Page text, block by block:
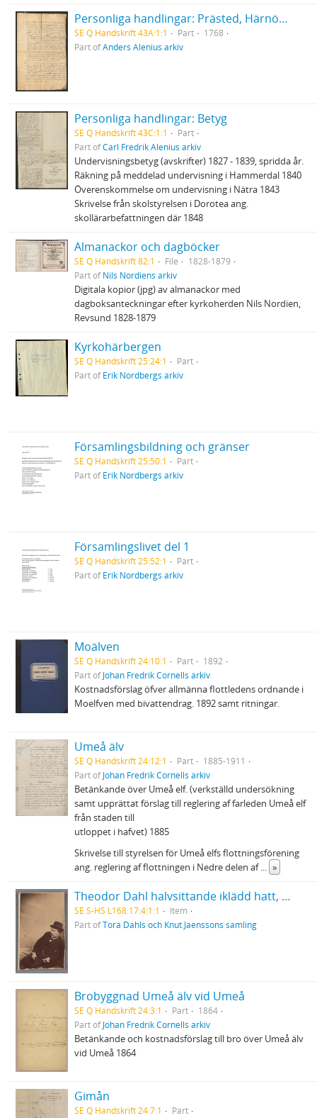
Personliga handlingar: Prästed, Härnösand 1768
SE Q Handskrift 43A:1:1 Part
1768
Part ofAnders Alenius arkiv
Personliga handlingar: Betyg
SE Q Handskrift 43C:1:1
Part
Part ofCarl Fredrik Alenius arkiv
Undervisningsbetyg (avskrifter) 1827 - 1839, spridda år.
Räkning på meddelad undervisning i Hammerdal 1840
Överenskommelse om undervisning i Nätra 1843
Skrivelse från skolstyrelsen i Dorotea ang.
skollärarbefattningen där 1848
Almanackor och dagböcker
SE Q Handskrift 82:1 File
1828-1879
Part ofNils Nordiens arkiv
Digitala kopior (jpg) av almanackor med
dagboksanteckningar efter kyrkoherden Nils Nordien,
Revsund 1828-1879
Kyrkohärbergen
SE Q Handskrift 25:24:1
Part
Part ofErik Nordbergs arkiv
Församlingsbildning och gränser
SE Q Handskrift 25:50:1
Part
Part ofErik Nordbergs arkiv
Församlingslivet del 1
SE Q Handskrift 25:52:1
Part
Part ofErik Nordbergs arkiv
Moälven
SE Q Handskrift 24:10:1 Part
1892
Part ofJohan Fredrik Cornells arkiv
Kostnadsförslag öfver allmänna flottledens ordnande i
Moelfven med bivattendrag. 1892 samt ritningar.
Umeå älv
SE Q Handskrift 24:12:1 Part
1885-1911
Part ofJohan Fredrik Cornells arkiv
Betänkande över Umeå elf. (verkställd undersökning
samt upprättat förslag till reglering af farleden Umeå elf
från staden till
utloppet i hafvet) 1885
Skrivelse till styrelsen för Umeå elfs flottningsförening
ang. reglering af flottningen i Nedre delen af... »
Theodor Dahl halvsittande iklädd hatt, med käpp i händerna
SE S-HS L168:17:4:1:1
Item
Part ofTora Dahls och Knut Jaenssons samling
Brobyggnad Umeå älv vid Umeå
SE Q Handskrift 24:3:1 Part
1864
Part ofJohan Fredrik Cornells arkiv
Betänkande och kostnadsförslag till bro över Umeå älv
vid Umeå 1864
Gimån
SE Q Handskrift 24:7:1
Part